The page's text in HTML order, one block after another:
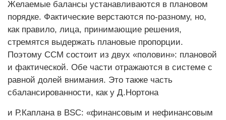
Желаемые балансы устанавливаются в плановом
порядке. Фактические верстаются по-разному, но,
как правило, лица, принимающие решения,
стремятся выдержать плановые пропорции.
Поэтому ССМ состоит из двух «половин»: плановой
и фактической. Обе части отражаются в системе с
равной долей внимания. Это также часть
сбалансированности, как у Д.Нортона
и Р.Каплана в BSC: «финансовым и нефинансовым